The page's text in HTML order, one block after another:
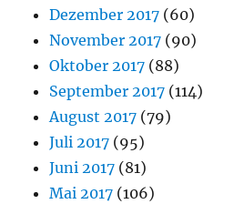
Dezember 2017 (60)
November 2017 (90)
Oktober 2017 (88)
September 2017 (114)
August 2017 (79)
Juli 2017 (95)
Juni 2017 (81)
Mai 2017 (106)